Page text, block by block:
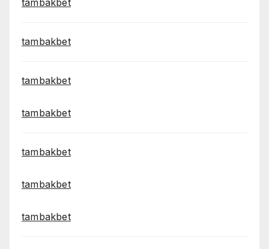
tambakbet
tambakbet
tambakbet
tambakbet
tambakbet
tambakbet
tambakbet